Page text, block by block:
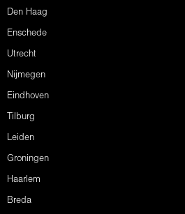
Den Haag
Enschede
Utrecht
Nijmegen
Eindhoven
Tilburg
Leiden
Groningen
Haarlem
Breda